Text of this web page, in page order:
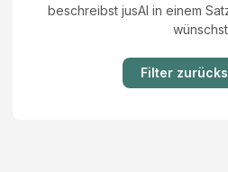
beschreibst jusAI in einem
Filter